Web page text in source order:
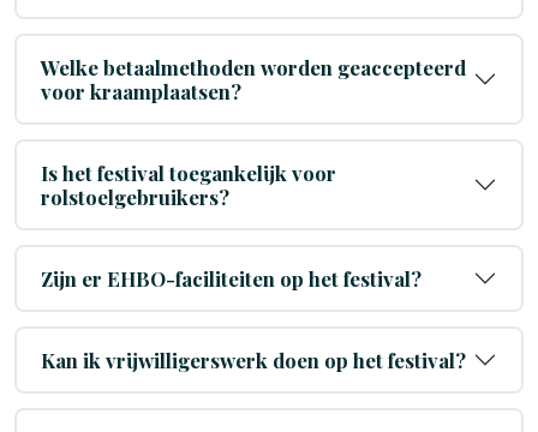
Welke betaalmethoden worden geaccepteerd
voor kraamplaatsen?
Is het festival toegankelijk voor
rolstoelgebruikers?
Zijn er EHBO-faciliteiten op het festival?
Kan ik vrijwilligerswerk doen op het festival?